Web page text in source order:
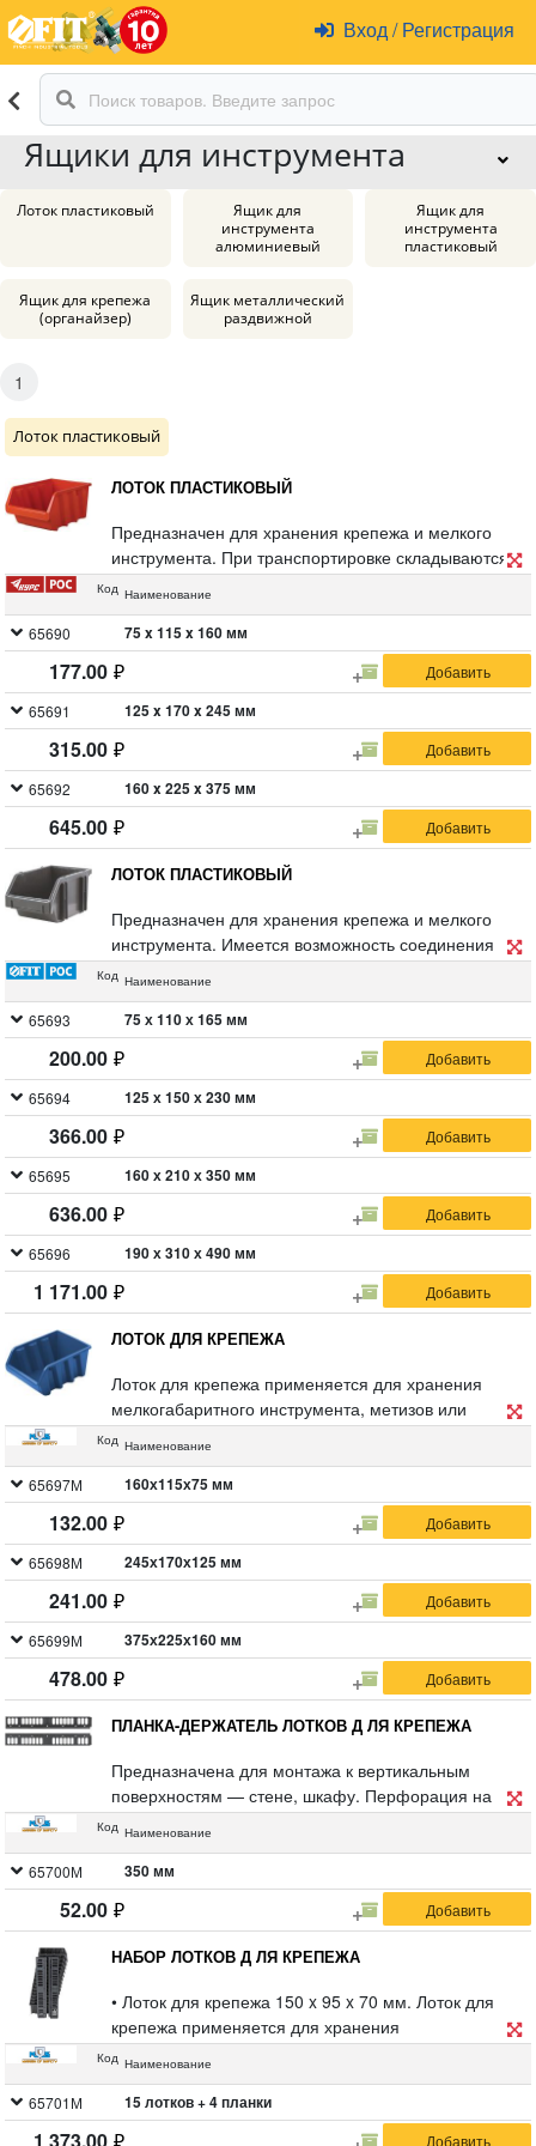
Вход /Регистрация
Ящики для инструмента
Лоток пластиковый
Ящик для
инструмента
алюминиевый
Ящик для
инструмента
пластиковый
Ящик для крепежа
(органайзер)
Ящик металлический
раздвижной
1
Лоток пластиковый
ЛОТОК ПЛАСТИКОВЫЙ
Предназначен для хранения крепежа и мелкого
инструмента. При транспортировке складываются в
друг друга. При использовании устанавливаются
организуя вертикальную систему хранения.
Материал: пластик.
Код Наименование
65690 75 x 115 x 160 мм
177.00
65691 125 x 170 x 245 мм
315.00
65692 160 x 225 x 375 мм
645.00
ЛОТОК ПЛАСТИКОВЫЙ
Предназначен для хранения крепежа и мелкого
инструмента. Имеется возможность соединения
нескольких лотков одинакового размера в единый
Код Наименование
65693 75 х 110 х 165 мм
200.00
65694 125 х 150 х 230 мм
366.00
65695 160 х 210 х 350 мм
636.00
65696 190 х 310 х 490 мм
1 171.00
ЛОТОК ДЛЯ КРЕПЕЖА
Лоток для крепежа применяется для хранения
мелкогабаритного инструмента, метизов или
расходных материалов. Изделие предназначено
поддержания порядка на рабочем месте. Стенки
усилены ребрами жесткости. Имеет возможность
соединения несколько лотков одинаковых размеров.
Материал: полипропилен.
Код Наименование
65697М 160х115х75 мм
132.00
65698М 245х170х125 мм
241.00
65699М 375х225х160 мм
478.00
ПЛАНКА-ДЕРЖАТЕЛЬ ЛОТКОВ Д ЛЯ КРЕПЕЖА
Предназначена для монтажа к вертикальным
поверхностям — стене, шкафу. Перфорация на
корпусе позволяет провести быструю установку.
органайзеров с метизами и небольшими
инструментами. Обеспечивает компактность
хранения и освобождает пространство в кладовке,
гараже или столешнице. Материал: пластик.
Код Наименование
65700М 350 мм
52.00
НАБОР ЛОТКОВ Д ЛЯ КРЕПЕЖА
• Лоток для крепежа 150 x 95 x 70 мм. Лоток для
крепежа применяется для хранения
мелкогабаритного инструмента, метизов или
жесткости.
• Планка-держатель лотков для крепежа 350 мм.
Код Наименование
65701М 15 лотков + 4 планки